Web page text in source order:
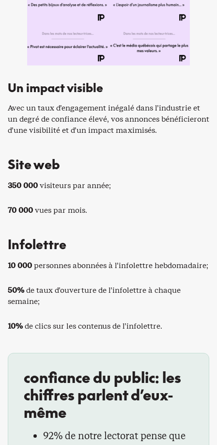
Un impact visible
Avec un taux d’engagement inégalé dans l’industrie et
un degré de confiance élevé, vos annonces bénéficieront
d’une visibilité et d’un impact maximisés.
Site web
350 000visiteurs par année;
70 000vues par mois.
Infolettre
10 000personnes abonnées à l’infolettre hebdomadaire;
50%de taux d’ouverture de l’infolettre à chaque
semaine;
10%de clics sur les contenus de l’infolettre.
confiance du public: les
chiffres parlent d’eux-
même
92% de notre lectorat pense que